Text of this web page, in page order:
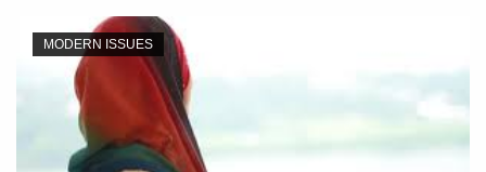
MODERN ISSUES